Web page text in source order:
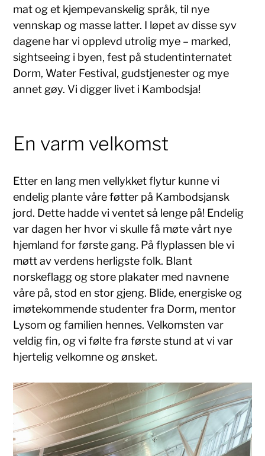
mat og et kjempevanskelig språk, til nye
vennskap og masse latter. I løpet av disse syv
dagene har vi opplevd utrolig mye – marked,
sightseeing i byen, fest på studentinternatet
Dorm, Water Festival, gudstjenester og mye
annet gøy. Vi digger livet i Kambodsja!
En varm velkomst
Etter en lang men vellykket flytur kunne vi
endelig plante våre føtter på Kambodsjansk
jord. Dette hadde vi ventet så lenge på! Endelig
var dagen her hvor vi skulle få møte vårt nye
hjemland for første gang. På flyplassen ble vi
møtt av verdens herligste folk. Blant
norskeflagg og store plakater med navnene
våre på, stod en stor gjeng. Blide, energiske og
imøtekommende studenter fra Dorm, mentor
Lysom og familien hennes. Velkomsten var
veldig fin, og vi følte fra første stund at vi var
hjertelig velkomne og ønsket.